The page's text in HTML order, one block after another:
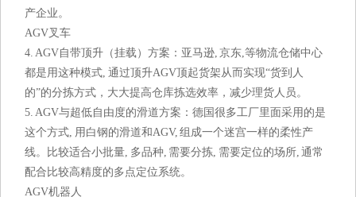
产企业。
AGV叉车
4. AGV自带顶升（挂载）方案：亚马逊, 京东,等物流仓储中心
都是用这种模式, 通过顶升AGV顶起货架从而实现“货到人
的”的分拣方式，大大提高仓库拣选效率，减少理货人员。
5. AGV与超低自由度的滑道方案：德国很多工厂里面采用的是
这个方式, 用白钢的滑道和AGV, 组成一个迷宫一样的柔性产
线。比较适合小批量, 多品种, 需要分拣, 需要定位的场所, 通常
配合比较高精度的多点定位系统。
AGV机器人